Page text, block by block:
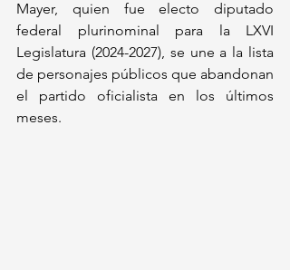
Mayer, quien fue electo diputado
federal plurinominal para la LXVI
Legislatura (2024-2027), se une a la lista
de personajes públicos que abandonan
el partido oficialista en los últimos
meses.